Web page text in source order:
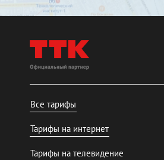
Все тарифы
Тарифы на интернет
Тарифы на телевидение